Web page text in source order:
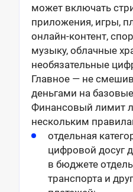
может включать
приложения, игры,
онлайн-контент,
музыку, облачные
необязательные
Главное — не
деньгами на
Финансовый лимит
нескольким
отдельная
цифровой досуг
в бюджете
транспорта и